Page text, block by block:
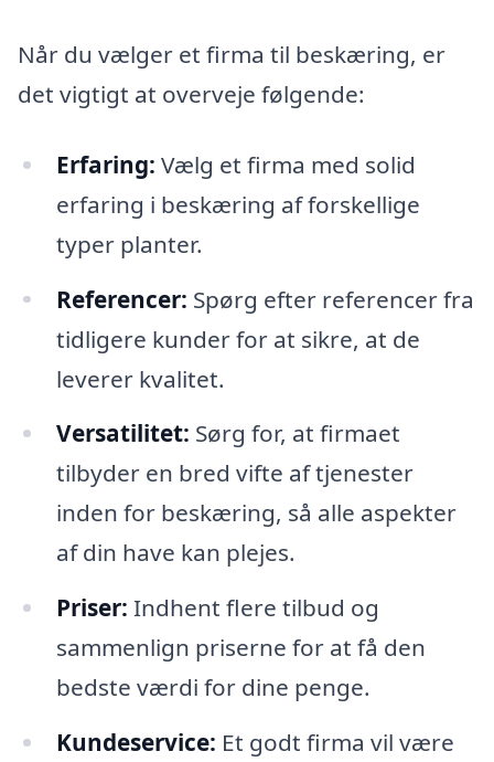
Når du vælger et firma til beskæring, er
det vigtigt at overveje følgende:
Erfaring: Vælg et firma med solid
erfaring i beskæring af forskellige
typer planter.
Referencer: Spørg efter referencer fra
tidligere kunder for at sikre, at de
leverer kvalitet.
Versatilitet: Sørg for, at firmaet
tilbyder en bred vifte af tjenester
inden for beskæring, så alle aspekter
af din have kan plejes.
Priser: Indhent flere tilbud og
sammenlign priserne for at få den
bedste værdi for dine penge.
Kundeservice: Et godt firma vil være